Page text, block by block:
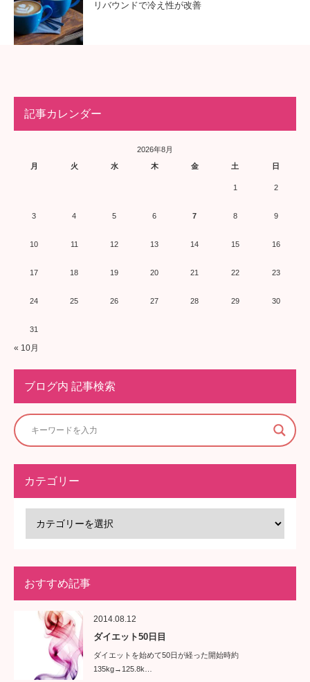
リバウンドで冷え性が改善
記事カレンダー
2026年8月
月
火 水 木 金 土 日
1 2
3 4 5 6 7 8 9
10 11 12 13 14 15 16
17 18 19 20 21 22 23
24 25 26 27 28 29 30
31
« 10月
ブログ内 記事検索
カテゴリー
おすすめ記事
2014.08.12
ダイエット50日目
ダイエットを始めて50日が経った開始時約
135kg→125.8k…